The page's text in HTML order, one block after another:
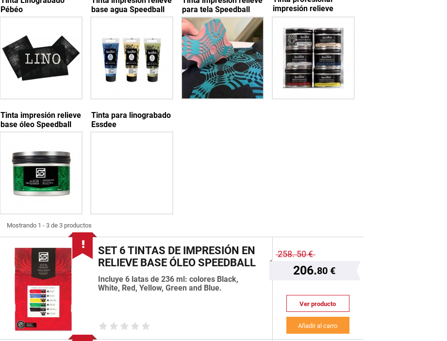
Pébéo
base agua Speedball
para tela Speedball
impresión relieve
Speedball
Tinta impresión relieve
base óleo Speedball
Tinta para linograbado
Essdee
Mostrando 1 - 3 de 3 productos
SET 6 TINTAS DE IMPRESIÓN EN
RELIEVE BASE ÓLEO SPEEDBALL
Incluye 6 latas de 236 ml: colores Black,
White, Red, Yellow, Green and Blue.
258.50 €
206.80 €
Ver producto
Añadir al carro